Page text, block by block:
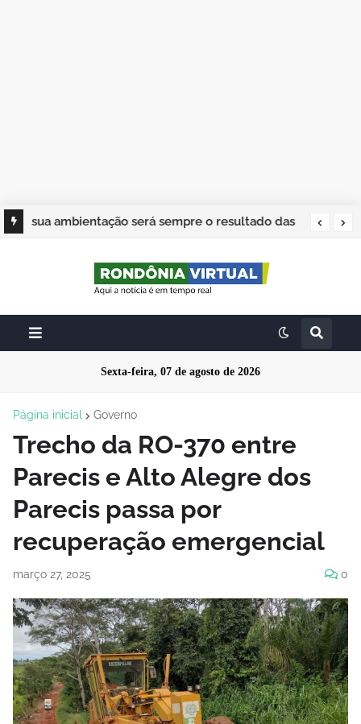
sua ambientação será sempre o resultado das
Sexta-feira, 07 de agosto de 2026
Página inicial Governo
Trecho da RO-370 entre
Parecis e Alto Alegre dos
Parecis passa por
recuperação emergencial
março 27, 2025 0